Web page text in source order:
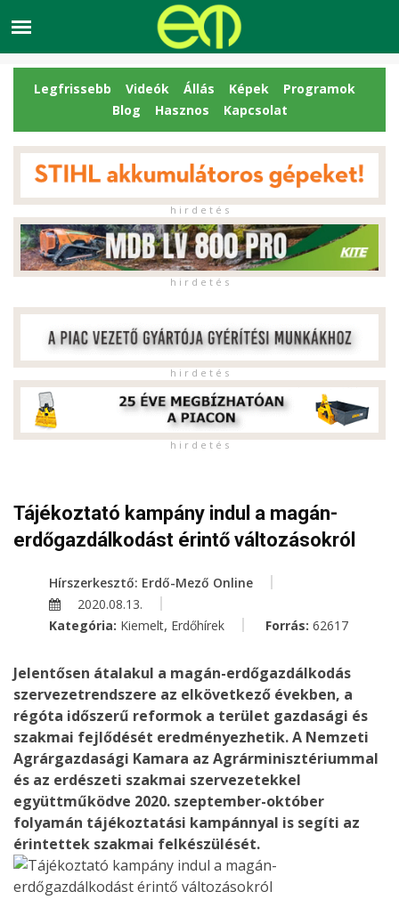
Legfrissebb Videók Állás Képek
Programok
Blog
Hasznos Kapcsolat
h i r d e t é s
h i r d e t é s
h i r d e t é s
h i r d e t é s
Tájékoztató kampány indul a magán-
erdőgazdálkodást érintő változásokról
Hírszerkesztő: Erdő-Mező Online
2020.08.13.
Kategória: Kiemelt, Erdőhírek Forrás: 62617
Jelentősen átalakul a magán-erdőgazdálkodás
szervezetrendszere az elkövetkező években, a
régóta időszerű reformok a terület gazdasági és
szakmai fejlődését eredményezhetik. A Nemzeti
Agrárgazdasági Kamara az Agrárminisztériummal
és az erdészeti szakmai szervezetekkel
együttműködve 2020. szeptember-október
folyamán tájékoztatási kampánnyal is segíti az
érintettek szakmai felkészülését.